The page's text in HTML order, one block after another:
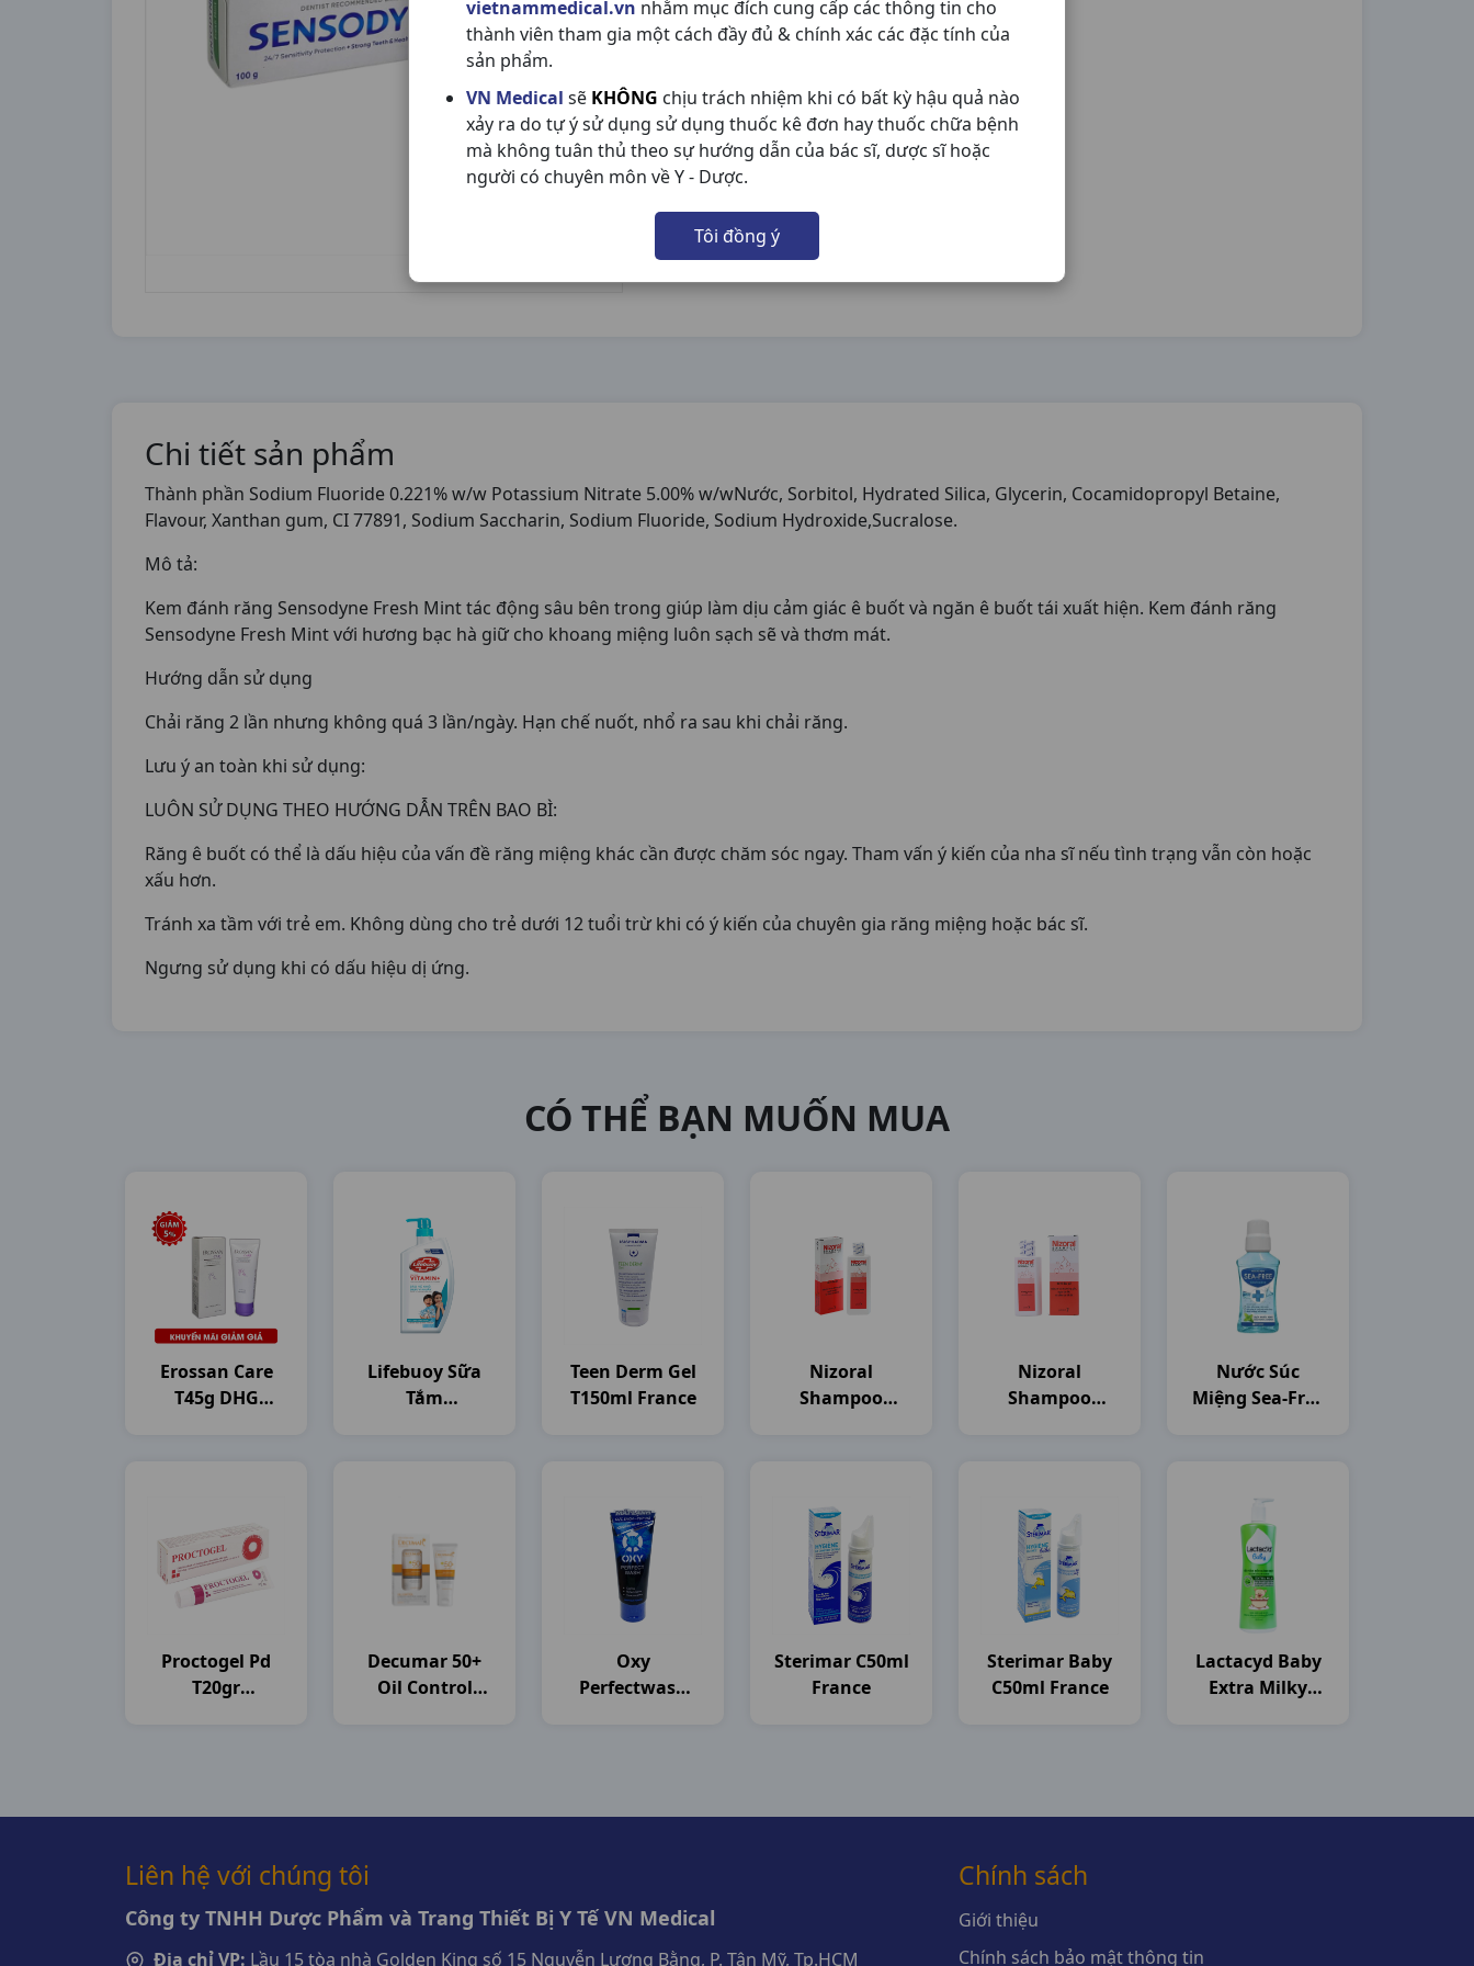
vietnammedical.vn nhằm mục đích cung cấp các thông tin cho
thành viên tham gia một cách đầy đủ & chính xác các đặc tính của
sản phẩm.
VN Medical sẽ KHÔNG chịu trách nhiệm khi có bất kỳ hậu quả nào
xảy ra do tự ý sử dụng sử dụng thuốc kê đơn hay thuốc chữa bệnh
mà không tuân thủ theo sự hướng dẫn của bác sĩ, dược sĩ hoặc
người có chuyên môn về Y - Dược.
Tôi đồng ý
Chi tiết sản phẩm
Thành phần Sodium Fluoride 0.221% w/w Potassium Nitrate 5.00% w/wNước, Sorbitol, Hydrated Silica, Glycerin, Cocamidopropyl Betaine,
Flavour, Xanthan gum, CI 77891, Sodium Saccharin, Sodium Fluoride, Sodium Hydroxide,Sucralose.
Mô tả:
Kem đánh răng Sensodyne Fresh Mint tác động sâu bên trong giúp làm dịu cảm giác ê buốt và ngăn ê buốt tái xuất hiện. Kem đánh răng
Sensodyne Fresh Mint với hương bạc hà giữ cho khoang miệng luôn sạch sẽ và thơm mát.
Hướng dẫn sử dụng
Chải răng 2 lần nhưng không quá 3 lần/ngày. Hạn chế nuốt, nhổ ra sau khi chải răng.
Lưu ý an toàn khi sử dụng:
LUÔN SỬ DỤNG THEO HƯỚNG DẪN TRÊN BAO BÌ:
Răng ê buốt có thể là dấu hiệu của vấn đề răng miệng khác cần được chăm sóc ngay. Tham vấn ý kiến của nha sĩ nếu tình trạng vẫn còn hoặc
xấu hơn.
Tránh xa tầm với trẻ em. Không dùng cho trẻ dưới 12 tuổi trừ khi có ý kiến của chuyên gia răng miệng hoặc bác sĩ.
Ngưng sử dụng khi có dấu hiệu dị ứng.
CÓ THỂ BẠN MUỐN MUA
Erossan Care
T45g DHG
Lifebuoy Sữa
Tắm
Teen Derm Gel
T150ml France
Nizoral
Shampoo
Nizoral
Shampoo
Nước Súc
Miệng Sea-Free
Proctogel Pd
T20gr
Decumar 50+
Oil Control
Oxy
Perfectwash
Sterimar C50ml
France
Sterimar Baby
C50ml France
Lactacyd Baby
Extra Milky
Liên hệ với chúng tôi
Công ty TNHH Dược Phẩm và Trang Thiết Bị Y Tế VN Medical
Địa chỉ VP: Lầu 15 tòa nhà Golden King số 15 Nguyễn Lương Bằng, P. Tân Mỹ, Tp.HCM
Chính sách
Giới thiệu
Chính sách bảo mật thông tin